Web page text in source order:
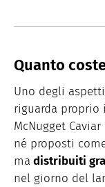
Quanto
Uno degli
riguarda proprio
McNugget
né proposti
ma distribuiti
nel giorno del